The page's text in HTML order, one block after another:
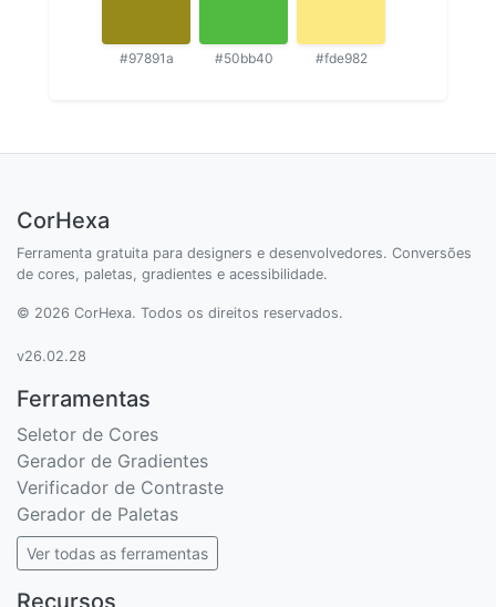
#97891a #50bb40 #fde982
CorHexa
Ferramenta gratuita para designers e desenvolvedores. Conversões
de cores, paletas, gradientes e acessibilidade.
© 2026 CorHexa. Todos os direitos reservados.
v26.02.28
Ferramentas
Seletor de Cores
Gerador de Gradientes
Verificador de Contraste
Gerador de Paletas
Ver todas as ferramentas
Recursos